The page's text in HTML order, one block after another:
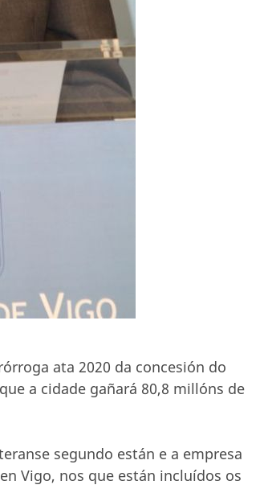
ata 2020 da concesión do
a cidade gañará 80,8 millóns de
segundo están e a empresa
Vigo, nos que están incluídos os